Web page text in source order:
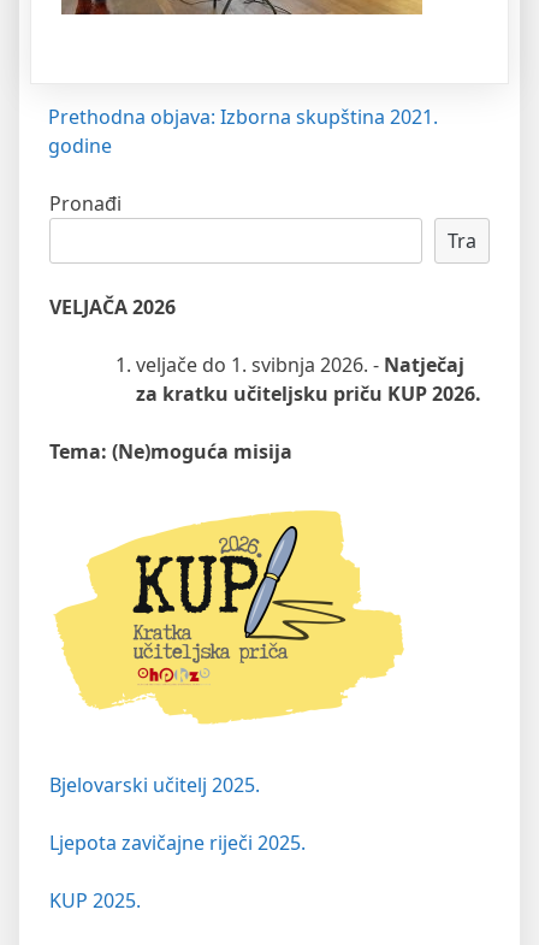
Navigacija
objava
Prethodna objava: Izborna skupština 2021.
godine
Pronađi
Tra
VELJAČA 2026
veljače do 1. svibnja 2026. - Natječaj
za kratku učiteljsku priču KUP 2026.
Tema: (Ne)moguća misija
Bjelovarski učitelj 2025.
Ljepota zavičajne riječi 2025.
KUP 2025.